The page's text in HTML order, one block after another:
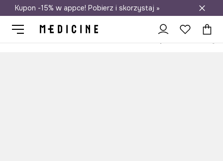
Darmowa dostawa do salonów
Kupon -15% w appce! Pobierz i skorzystaj »